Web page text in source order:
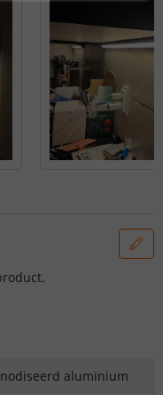
aluminium